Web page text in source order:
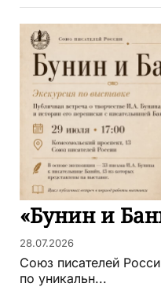
«Бунин и
28.07.2026
Союз писателей
по уникальн...